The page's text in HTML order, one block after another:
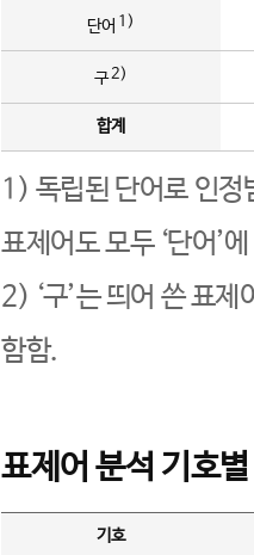
단어 1)
구2)
합계
1) 독립된 단어로 인정
표제어도 모두 ‘단어’
2) ‘구’는 띄어 쓴 표
함함.
표제어 분석 기호
기호